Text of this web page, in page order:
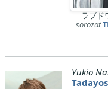
ラブド
sorozat
Yukio